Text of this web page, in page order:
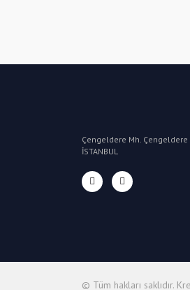
Çengeldere Mh. Çengeldere
İSTANBUL
© Tüm hakları saklıdır.